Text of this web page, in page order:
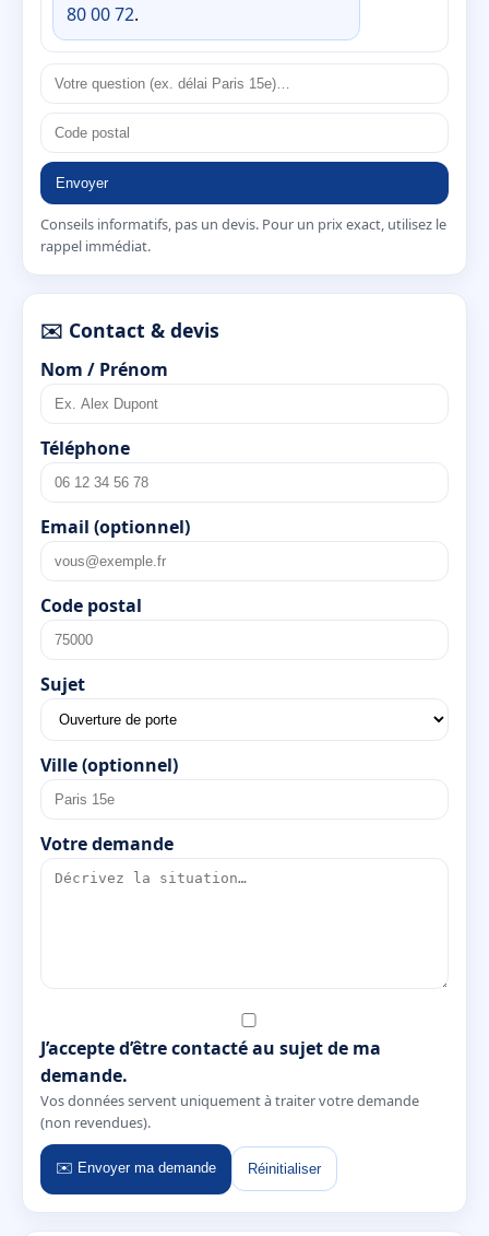
80 00 72.
Envoyer
Conseils informatifs, pas un devis. Pour un prix exact, utilisez le
rappel immédiat.
✉️ Contact & devis
Nom / Prénom
Téléphone
Email (optionnel)
Code postal
Sujet
Ville (optionnel)
Votre demande
J’accepte d’être contacté au sujet de ma
demande.
Vos données servent uniquement à traiter votre demande
(non revendues).
✉️ Envoyer ma demande Réinitialiser